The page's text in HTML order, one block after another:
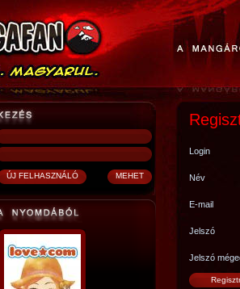
Login
Név
E-mail
Jelszó
Jelszó